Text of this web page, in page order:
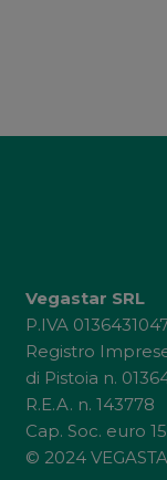
Vegastar SRL
P.IVA
Registro
di Pistoia n.
R.E.A. n. 143778
Cap. Soc. euro
© 2024